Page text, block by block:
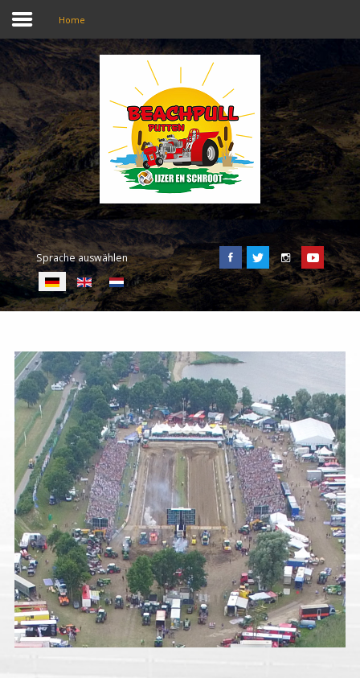
Home
Beachpull
Zugang und Ort
Aktivitäten
E-Tickets
Deutsch
Home
SEARCHOUR SITE
Sprache auswählen